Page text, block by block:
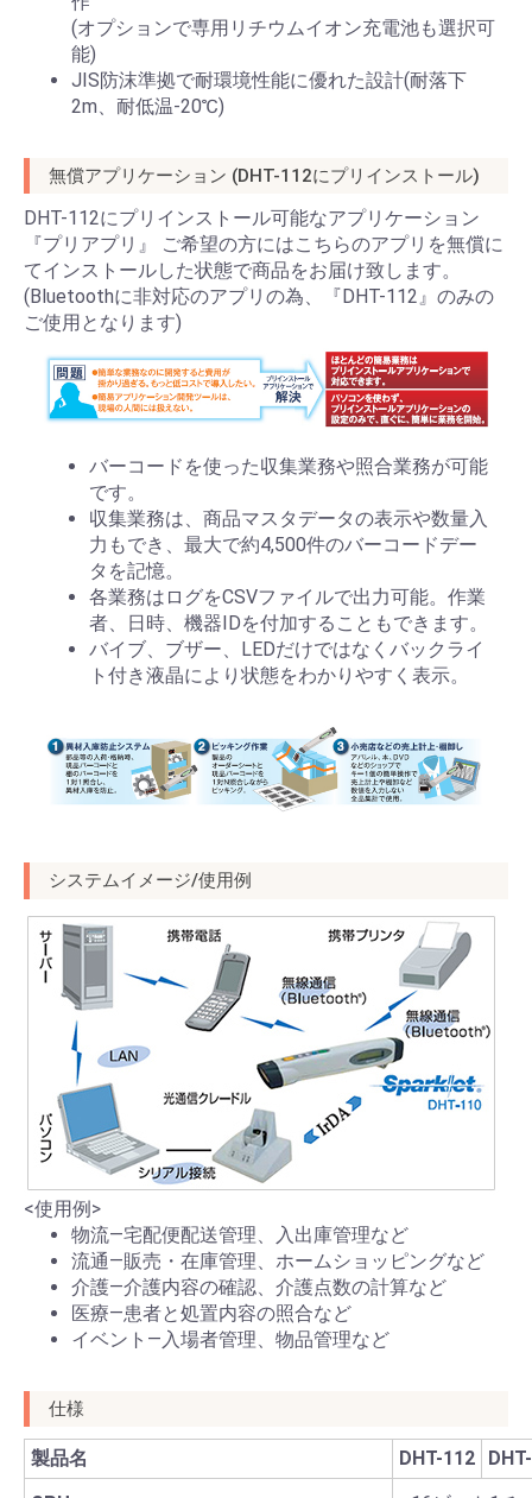
(オプションで専用リチウムイオン充電池も選択可
能)
JIS防沫準拠で耐環境性能に優れた設計(耐落下
2m、耐低温-20℃)
無償アプリケーション (DHT-112にプリインストール)
DHT-112にプリインストール可能なアプリケーション
『プリアプリ』 ご希望の方にはこちらのアプリを無償に
てインストールした状態で商品をお届け致します。
(Bluetoothに非対応のアプリの為、『DHT-112』のみの
ご使用となります)
バーコードを使った収集業務や照合業務が可能
です。
収集業務は、商品マスタデータの表示や数量入
力もでき、最大で約4,500件のバーコードデー
タを記憶。
各業務はログをCSVファイルで出力可能。作業
者、日時、機器IDを付加することもできます。
バイブ、ブザー、LEDだけではなくバックライ
ト付き液晶により状態をわかりやすく表示。
システムイメージ/使用例
<使用例>
物流―宅配便配送管理、入出庫管理など
流通―販売・在庫管理、ホームショッピングなど
介護―介護内容の確認、介護点数の計算など
医療―患者と処置内容の照合など
イベント―入場者管理、物品管理など
仕様
製品名 DHT-112